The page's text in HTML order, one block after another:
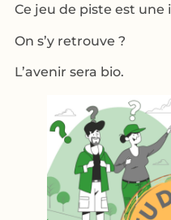
Ce jeu de piste est une
On s’y retrouve ?
L’avenir sera bio.